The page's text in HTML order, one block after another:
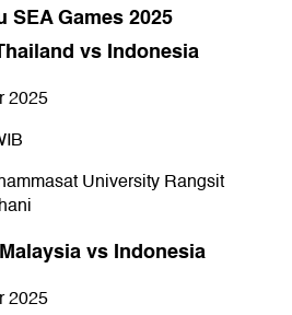
Games 2025
vs Indonesia
2025
University Rangsit
vs Indonesia
2025